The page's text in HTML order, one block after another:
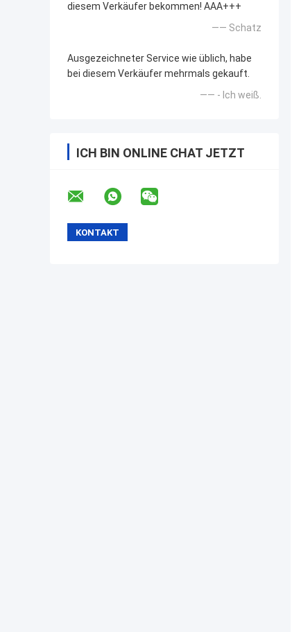
diesem Verkäufer bekommen! AAA+++
—— Schatz
Ausgezeichneter Service wie üblich, habe
bei diesem Verkäufer mehrmals gekauft.
—— - Ich weiß.
ICH BIN ONLINE CHAT JETZT